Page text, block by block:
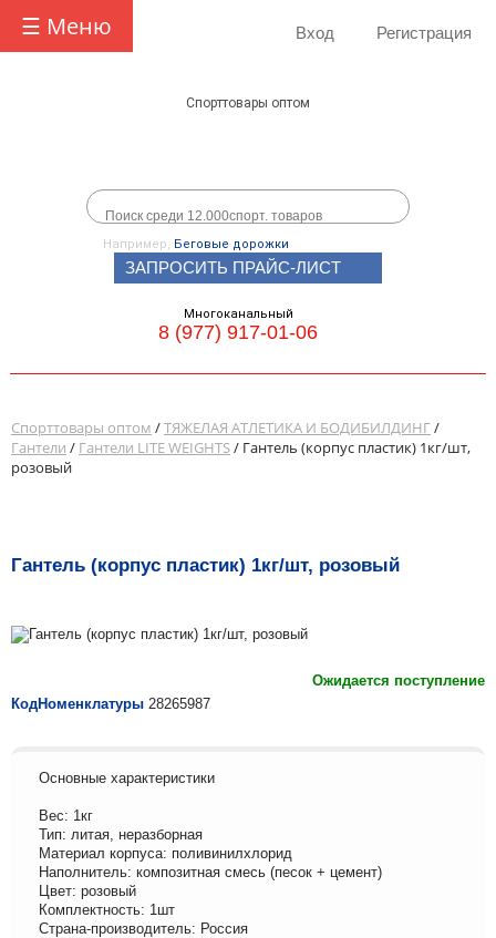
☰ Меню Вход Регистрация
Спорттовары оптом
Например, Беговые дорожки
ЗАПРОСИТЬ ПРАЙС-ЛИСТ
Многоканальный
8 (977) 917-01-06
Спорттовары оптом /ТЯЖЕЛАЯ АТЛЕТИКА И БОДИБИЛДИНГ/
Гантели / Гантели LITE WEIGHTS/ Гантель (корпус пластик) 1кг/шт,
розовый
Гантель (корпус пластик) 1кг/шт, розовый
Ожидается поступление
КодНоменклатуры 28265987
Основные характеристики
Вес: 1кг
Тип: литая, неразборная
Материал корпуса: поливинилхлорид
Наполнитель: композитная смесь (песок + цемент)
Цвет: розовый
Комплектность: 1шт
Страна-производитель: Россия